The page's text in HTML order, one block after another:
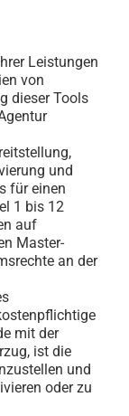
Leistungen
von
dieser Tools
und
für einen
1 bis 12
auf
Master-
an der
mit der
ist die
und
oder zu